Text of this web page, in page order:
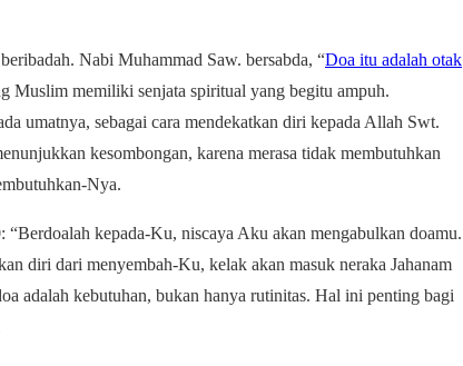
Nabi Muhammad Saw. bersabda, “Doa itu adalah otak
Muslim memiliki senjata spiritual yang begitu ampuh.
umatnya, sebagai cara mendekatkan diri kepada Allah Swt.
kesombongan, karena merasa tidak membutuhkan
Nya.
kepada-Ku, niscaya Aku akan mengabulkan doamu.
diri dari menyembah-Ku, kelak akan masuk neraka Jahanam
adalah kebutuhan, bukan hanya rutinitas. Hal ini penting bagi